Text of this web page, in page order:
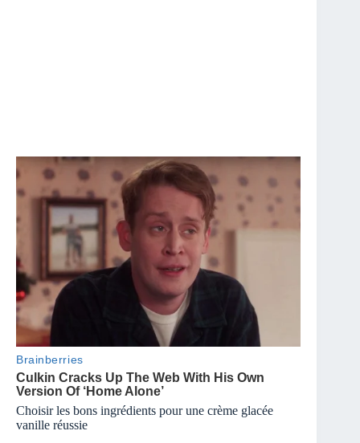
Choisir les bons ingrédients pour une crème glacée
vanille réussie